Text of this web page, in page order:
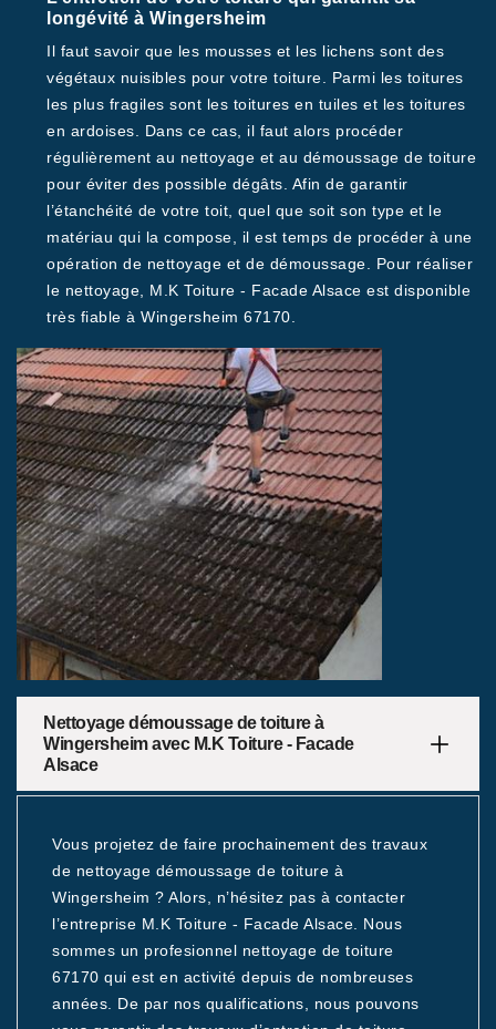
longévité à Wingersheim
Il faut savoir que les mousses et les lichens sont des
végétaux nuisibles pour votre toiture. Parmi les toitures
les plus fragiles sont les toitures en tuiles et les toitures
en ardoises. Dans ce cas, il faut alors procéder
régulièrement au nettoyage et au démoussage de toiture
pour éviter des possible dégâts. Afin de garantir
l’étanchéité de votre toit, quel que soit son type et le
matériau qui la compose, il est temps de procéder à une
opération de nettoyage et de démoussage. Pour réaliser
le nettoyage, M.K Toiture - Facade Alsace est disponible
très fiable à Wingersheim 67170.
Nettoyage démoussage de toiture à
Wingersheim avec M.K Toiture - Facade
Alsace
Vous projetez de faire prochainement des travaux
de nettoyage démoussage de toiture à
Wingersheim ? Alors, n’hésitez pas à contacter
l’entreprise M.K Toiture - Facade Alsace. Nous
sommes un profesionnel nettoyage de toiture
67170 qui est en activité depuis de nombreuses
années. De par nos qualifications, nous pouvons